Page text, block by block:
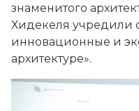
знаменитого
Хидекеля учредили
инновационные и
архитектуре».